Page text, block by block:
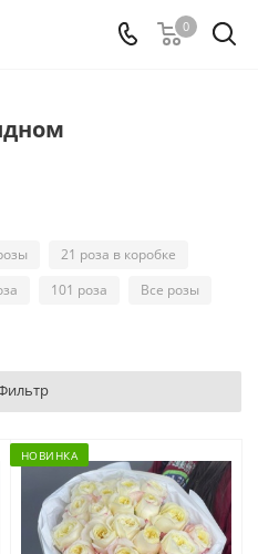
0
21 роза в коробке
101 роза Все розы
НОВИНКА